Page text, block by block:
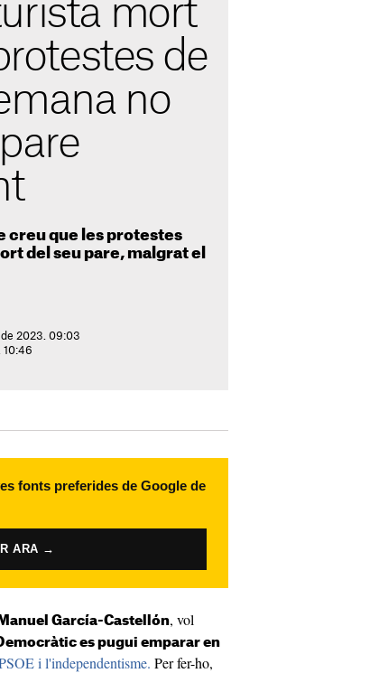
mort
de
no
creu que les protestes
del seu pare, malgrat el
de 2023. 09:03
10:46
fonts preferides de Google de
ARA →
Manuel García-Castellón, vol
es pugui emparar en
i l'independentisme. Per fer-ho,